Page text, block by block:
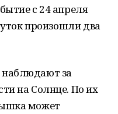
с 24 апреля
произошли два
за
на Солнце. По их
может